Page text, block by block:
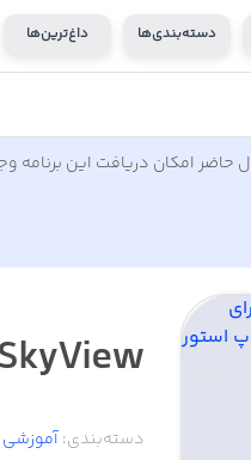
دسته‌بندی‌ها داغ‌ترین‌ها
حاضر امکان دریافت این برنامه
SkyView
دسته‌بندی:آموزشی